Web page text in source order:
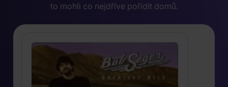
to mohli co nejdříve pořídit domů.